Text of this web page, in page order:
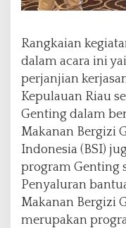
Rangkaian
dalam acara ini
perjanjian
Kepulauan Riau
Genting dalam
Makanan Bergizi
Indonesia (BSI)
program Genting
Penyaluran
Makanan Bergizi
merupakan